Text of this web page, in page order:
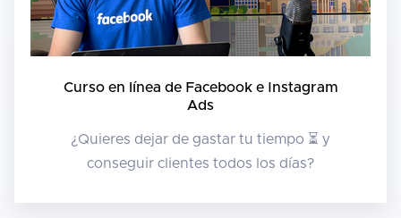
Curso en línea de Facebook e Instagram
Ads
¿Quieres dejar de gastar tu tiempo ⏳ y
conseguir clientes todos los días?